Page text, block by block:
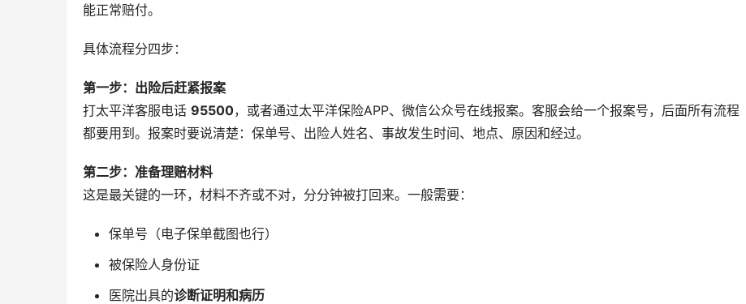
能正常赔付。
具体流程分四步：
第一步：出险后赶紧报案
打太平洋客服电话 95500，或者通过太平洋保险APP、微信公众号在线报案。客服会给一个报案号，后面所有流程
都要用到。报案时要说清楚：保单号、出险人姓名、事故发生时间、地点、原因和经过。
第二步：准备理赔材料
这是最关键的一环，材料不齐或不对，分分钟被打回来。一般需要：
保单号（电子保单截图也行）
被保险人身份证
医院出具的诊断证明和病历